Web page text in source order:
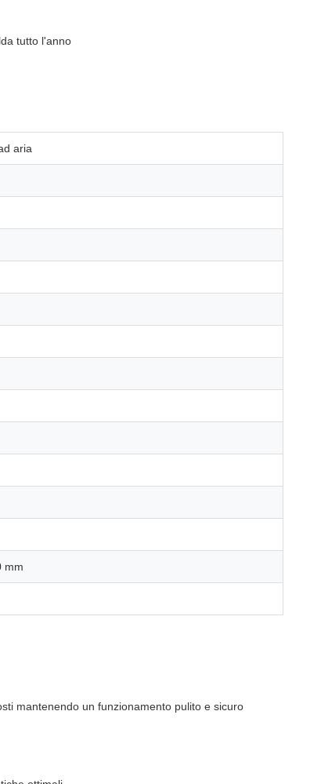
tutto l'anno
aria
mm
mantenendo un funzionamento pulito e sicuro